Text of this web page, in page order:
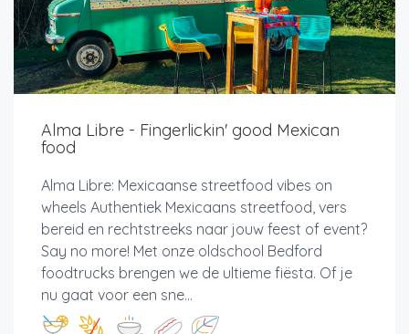
Alma Libre - Fingerlickin' good Mexican
food
Alma Libre: Mexicaanse streetfood vibes on
wheels Authentiek Mexicaans streetfood, vers
bereid en rechtstreeks naar jouw feest of event?
Say no more! Met onze oldschool Bedford
foodtrucks brengen we de ultieme fiësta. Of je
nu gaat voor een sne...